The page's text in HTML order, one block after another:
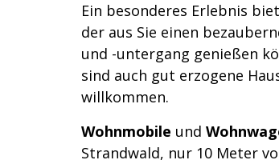
Ein besonderes Erlebnis
der aus Sie einen
und -untergang genießen
sind auch gut erzogene
willkommen.
Wohnmobile und
Strandwald, nur 10 Meter